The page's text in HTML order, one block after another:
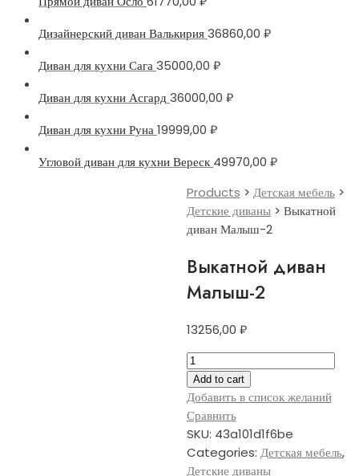
Дизайнерский диван Валькирия36860,00 ₽
Диван для кухни Сага35000,00 ₽
Диван для кухни Асгард36000,00 ₽
Диван для кухни Руна19999,00 ₽
Угловой диван для кухни Вереск 49970,00 ₽
Products > Детская мебель>
Детские диваны> Выкатной
диван Малыш-2
Выкатной диван
Малыш-2
13256,00 ₽
Выкатной
диван
Малыш-2
quantity
Add to cart
Добавить в список желаний
Сравнить
SKU: 43a101d1f6be
Categories: Детская мебель,
Детские диваны